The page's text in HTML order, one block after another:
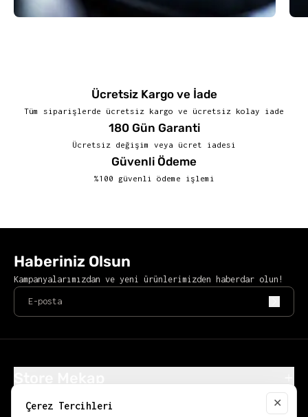
Close
✕
Çerez Tercihleri
Ücretsiz Kargo ve İade
Tüm siparişlerde ücretsiz kargo ve ücretsiz kolay iade
180 Gün Garanti
Ücretsiz değişim veya ücret iadesi
Güvenli Ödeme
%100 güvenli ödeme işlemi
Haberiniz Olsun
Kampanyalarımızdan ve yeni ürünlerimizden haberdar olun!
Alışveriş